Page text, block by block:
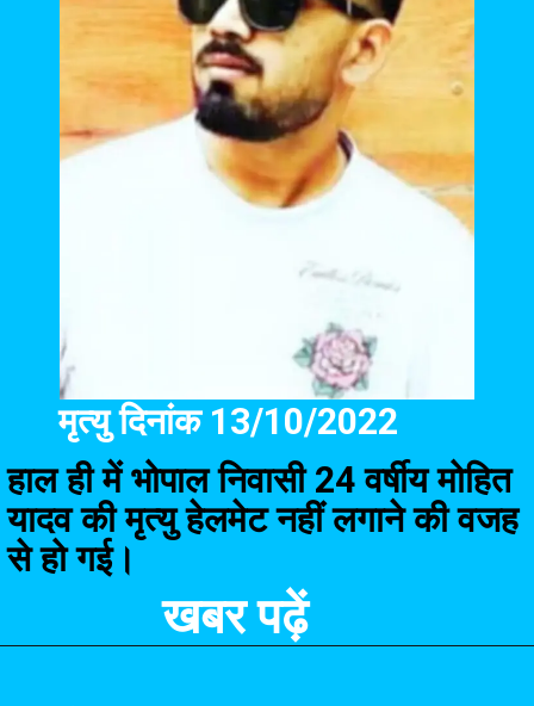
हाल ही में भोपाल निवासी 24 वर्षीय मोहित
यादव की मृत्यु हेलमेट नहीं लगाने की वजह
से हो गई।
खबर पढ़ें
मृत्यु दिनांक 13/10/2022